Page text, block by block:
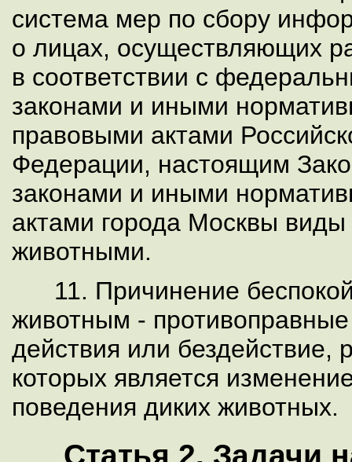
система мер по сбору
о лицах, осуществляющих
в соответствии с
законами и иными
правовыми актами
Федерации, настоящим
законами и иными
актами города Москвы виды
животными.
11. Причинение
животным -
действия или бездействие,
которых является
поведения диких животных.